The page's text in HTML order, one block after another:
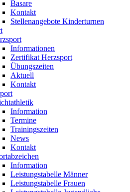
Basare
Kontakt
Stellenangebote Kinderturnen
Informationen
Zertifikat Herzsport
Übungszeiten
Aktuell
Kontakt
Information
Termine
Trainingszeiten
News
Kontakt
Information
Leistungstabelle Männer
Leistungstabelle Frauen